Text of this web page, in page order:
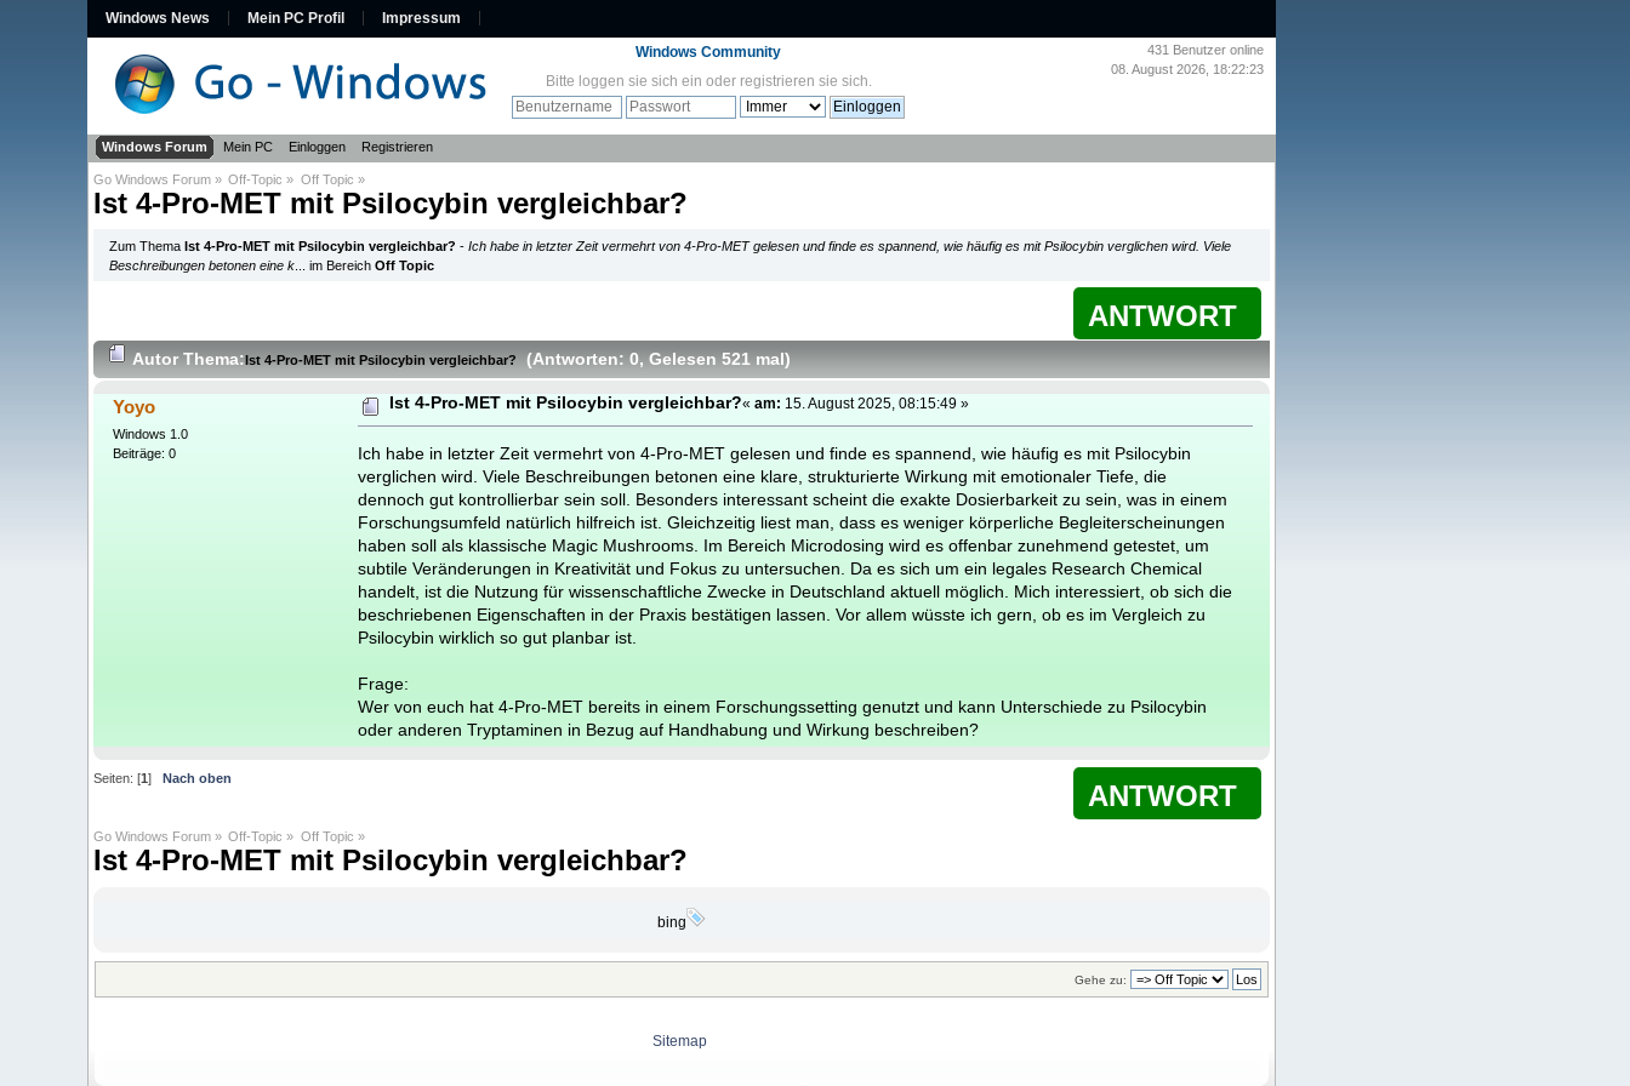
Windows News Mein PC Profil Impressum
431 Benutzer online
08. August 2026, 18:22:23
Windows Community
Bitte loggen sie sich ein oder registrieren sie sich.
Windows Forum Mein PC Einloggen Registrieren
Go Windows Forum » Off-Topic » Off Topic »
Ist 4-Pro-MET mit Psilocybin vergleichbar?
Zum ThemaIst 4-Pro-MET mit Psilocybin vergleichbar? -Ich habe in letzter Zeit vermehrt von 4-Pro-MET gelesen und finde es spannend, wie häufig es mit Psilocybin verglichen wird. Viele
Beschreibungen betonen eine k ... im BereichOff Topic
ANTWORT
AutorThema: Ist 4-Pro-MET mit Psilocybin vergleichbar? (Antworten: 0, Gelesen 521 mal )
Yoyo
Windows 1.0
Beiträge: 0
Ist 4-Pro-MET mit Psilocybin vergleichbar?«am: 15. August 2025, 08:15:49 »
Ich habe in letzter Zeit vermehrt von 4-Pro-MET gelesen und finde es spannend, wie häufig es mit Psilocybin
verglichen wird. Viele Beschreibungen betonen eine klare, strukturierte Wirkung mit emotionaler Tiefe, die
dennoch gut kontrollierbar sein soll. Besonders interessant scheint die exakte Dosierbarkeit zu sein, was in einem
Forschungsumfeld natürlich hilfreich ist. Gleichzeitig liest man, dass es weniger körperliche Begleiterscheinungen
haben soll als klassische Magic Mushrooms. Im Bereich Microdosing wird es offenbar zunehmend getestet, um
subtile Veränderungen in Kreativität und Fokus zu untersuchen. Da es sich um ein legales Research Chemical
handelt, ist die Nutzung für wissenschaftliche Zwecke in Deutschland aktuell möglich. Mich interessiert, ob sich die
beschriebenen Eigenschaften in der Praxis bestätigen lassen. Vor allem wüsste ich gern, ob es im Vergleich zu
Psilocybin wirklich so gut planbar ist.
Frage:
Wer von euch hat 4-Pro-MET bereits in einem Forschungssetting genutzt und kann Unterschiede zu Psilocybin
oder anderen Tryptaminen in Bezug auf Handhabung und Wirkung beschreiben?
ANTWORT
Seiten: [1] Nach oben
Go Windows Forum » Off-Topic » Off Topic »
Ist 4-Pro-MET mit Psilocybin vergleichbar?
bing
Gehe zu:
Sitemap